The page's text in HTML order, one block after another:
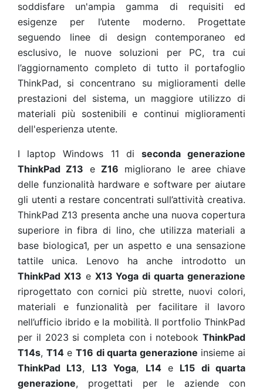
soddisfare un'ampia gamma di requisiti ed
esigenze per l’utente moderno. Progettate
seguendo linee di design contemporaneo ed
esclusivo, le nuove soluzioni per PC, tra cui
l’aggiornamento completo di tutto il portafoglio
ThinkPad, si concentrano su miglioramenti delle
prestazioni del sistema, un maggiore utilizzo di
materiali più sostenibili e continui miglioramenti
dell'esperienza utente.
I laptop Windows 11 di seconda generazione
ThinkPad Z13 e Z16 migliorano le aree chiave
delle funzionalità hardware e software per aiutare
gli utenti a restare concentrati sull’attività creativa.
ThinkPad Z13 presenta anche una nuova copertura
superiore in fibra di lino, che utilizza materiali a
base biologica1, per un aspetto e una sensazione
tattile unica. Lenovo ha anche introdotto un
ThinkPad X13 e X13 Yoga di quarta generazione
riprogettato con cornici più strette, nuovi colori,
materiali e funzionalità per facilitare il lavoro
nell’ufficio ibrido e la mobilità. Il portfolio ThinkPad
per il 2023 si completa con i notebook ThinkPad
T14s, T14e T16 di quarta generazione insieme ai
ThinkPad L13, L13 Yoga, L14e L15 di quarta
generazione, progettati per le aziende con